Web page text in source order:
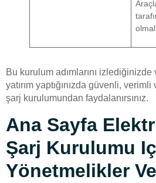
Bu kurulum adımlarını
yatırım yaptığınızda güvenli,
şarj kurulumundan faydalanırsınız.
Ana Sayfa
Şarj Kurulumu
Yönetmelikler